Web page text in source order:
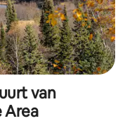
van
Area